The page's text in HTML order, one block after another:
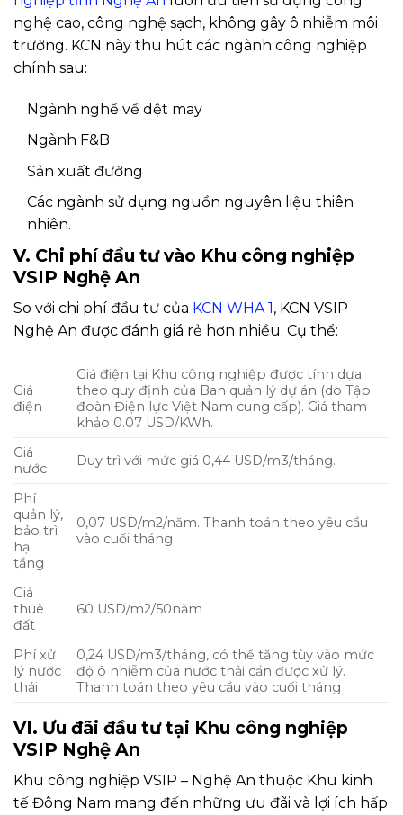
nghệ cao, công nghệ sạch, không gây ô nhiễm môi
trường. KCN này thu hút các ngành công nghiệp
chính sau:
Ngành nghề về dệt may
Ngành F&B
Sản xuất đường
Các ngành sử dụng nguồn nguyên liệu thiên
nhiên.
V. Chi phí đầu tư vào Khu công nghiệp
VSIP Nghệ An
So với chi phí đầu tư của KCN WHA 1, KCN VSIP
Nghệ An được đánh giá rẻ hơn nhiều. Cụ thể:
Giá
điện
Giá điện tại Khu công nghiệp được tính dựa
theo quy định của Ban quản lý dự án (do Tập
đoàn Điện lực Việt Nam cung cấp). Giá tham
khảo 0.07 USD/KWh.
Giá
nước
Duy trì với mức giá 0,44 USD/m3/tháng.
Phí
quản lý,
bảo trì
hạ
tầng
0,07 USD/m2/năm. Thanh toán theo yêu cầu
vào cuối tháng
Giá
thuê
đất
60 USD/m2/50năm
Phí xử
lý nước
thải
0,24 USD/m3/tháng, có thể tăng tùy vào mức
độ ô nhiễm của nước thải cần được xử lý.
Thanh toán theo yêu cầu vào cuối tháng
VI. Ưu đãi đầu tư tại Khu công nghiệp
VSIP Nghệ An
Khu công nghiệp VSIP – Nghệ An thuộc Khu kinh
tế Đông Nam mang đến những ưu đãi và lợi ích hấp